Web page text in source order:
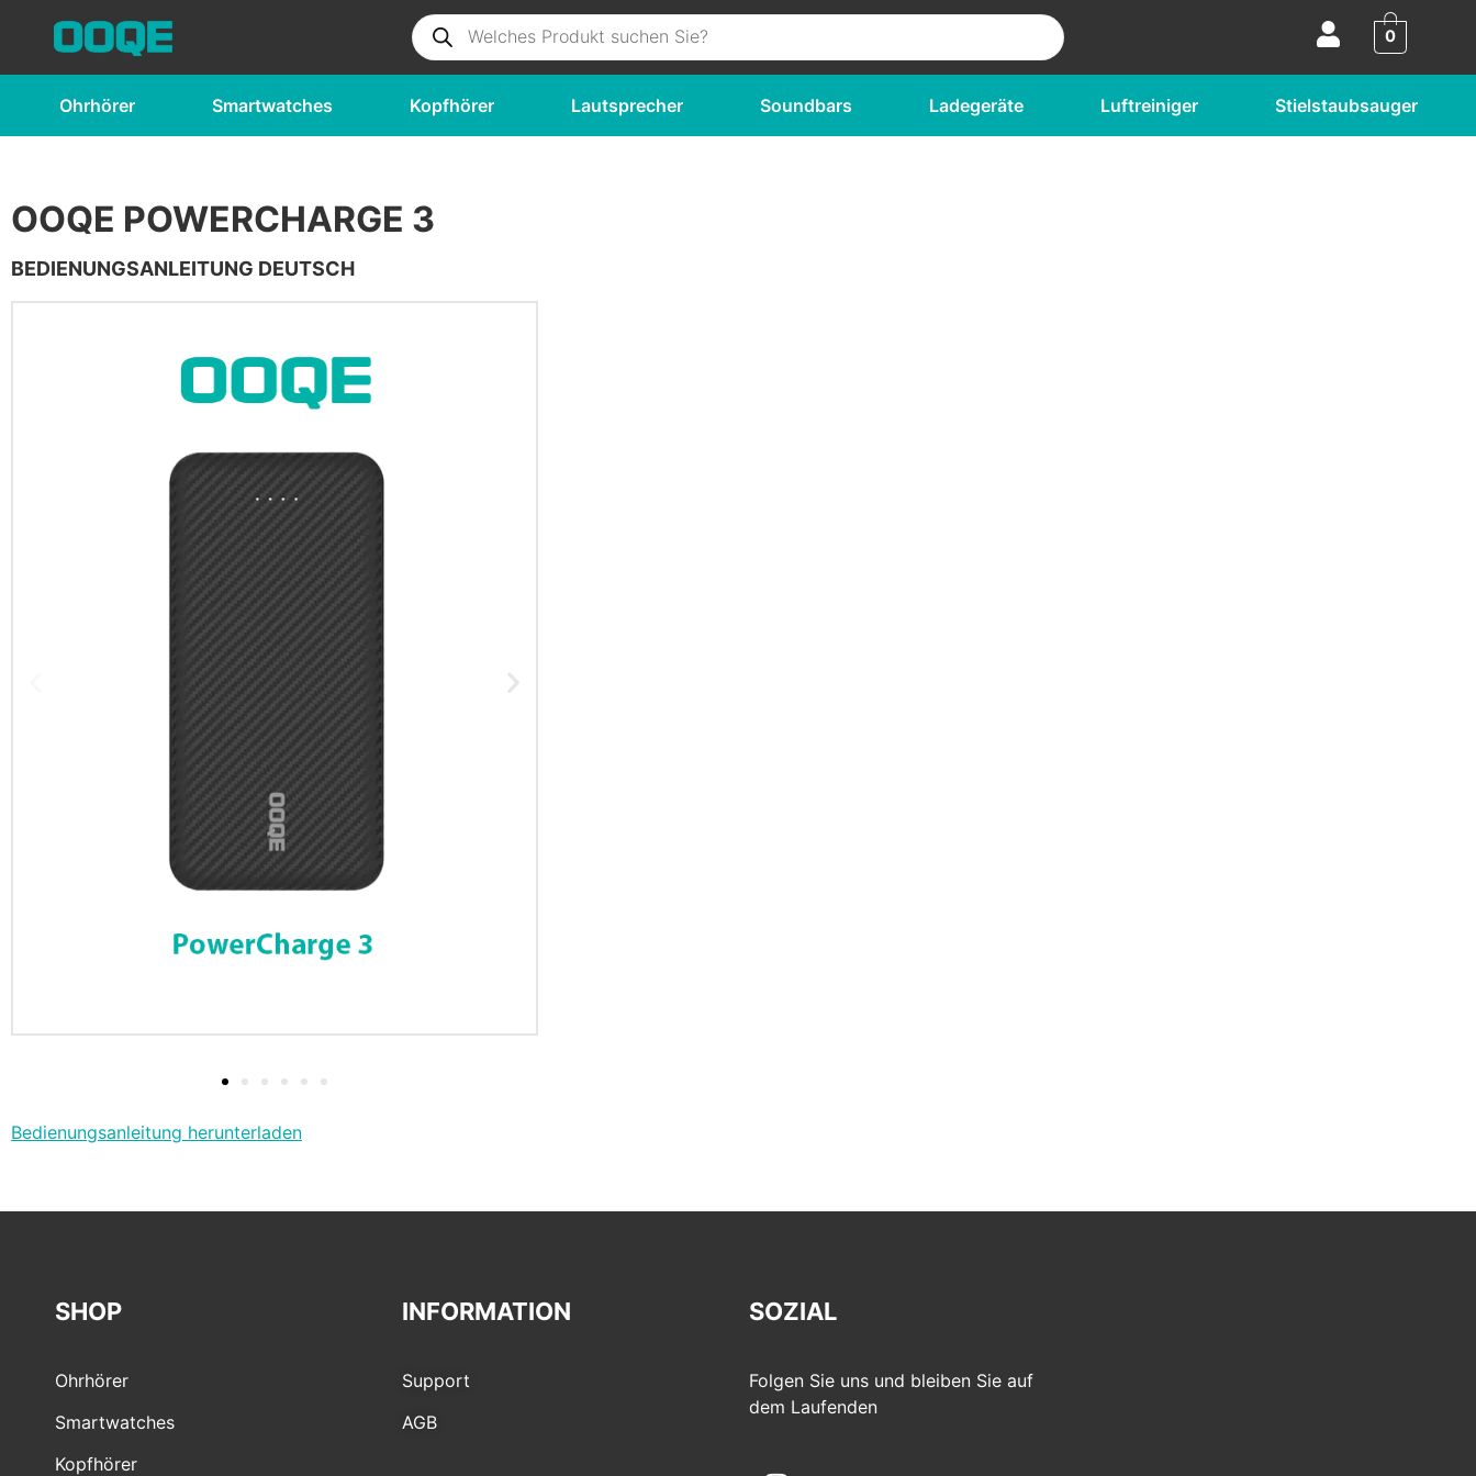
0
Ohrhörer Smartwatches Kopfhörer Lautsprecher Soundbars Ladegeräte Luftreiniger Stielstaubsauger
OOQE POWERCHARGE 3
BEDIENUNGSANLEITUNG DEUTSCH
Bedienungsanleitung herunterladen
SHOP
Ohrhörer
Smartwatches
Kopfhörer
INFORMATION
Support
AGB
SOZIAL
Folgen Sie uns und bleiben Sie auf
dem Laufenden